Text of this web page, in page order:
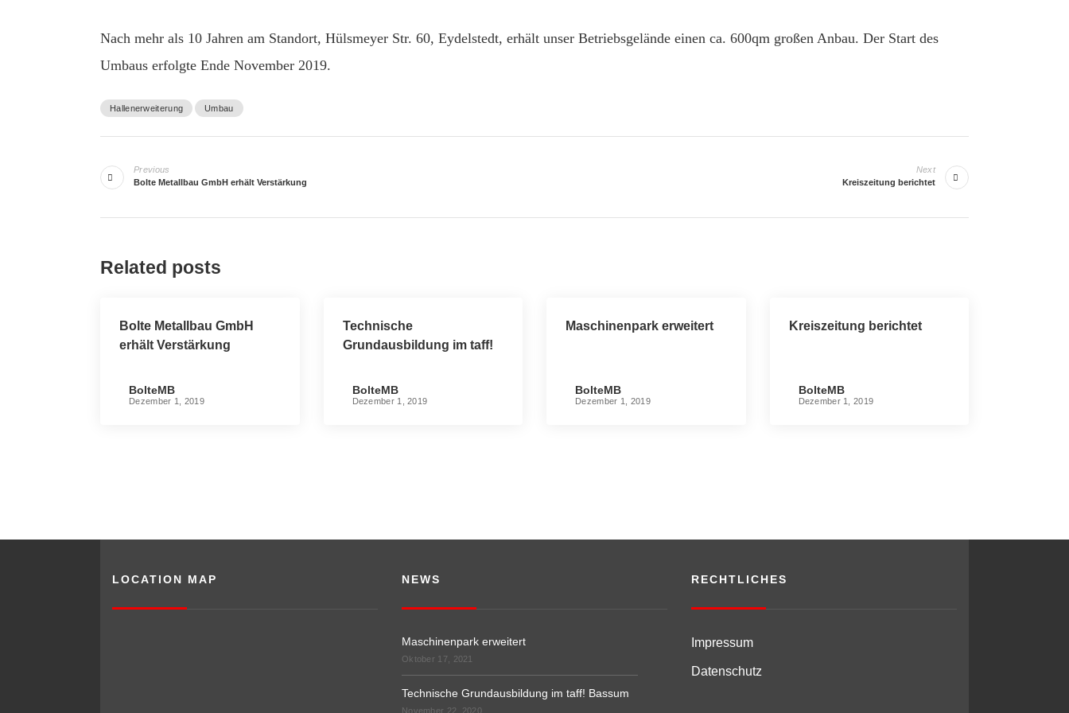
Nach mehr als 10 Jahren am Standort, Hülsmeyer Str. 60, Eydelstedt, erhält unser Betriebsgelände einen ca. 600qm großen Anbau. Der Start des
Umbaus erfolgte Ende November 2019.
Hallenerweiterung Umbau
Previous
Bolte Metallbau GmbH erhält Verstärkung
Next
Kreiszeitung berichtet
Related posts
Bolte Metallbau GmbH
erhält Verstärkung
BolteMB
Dezember 1, 2019
Technische
Grundausbildung im taff!
BolteMB
Dezember 1, 2019
Maschinenpark erweitert
BolteMB
Dezember 1, 2019
Kreiszeitung berichtet
BolteMB
Dezember 1, 2019
LOCATION MAP NEWS
Maschinenpark erweitert
Oktober 17, 2021
Technische Grundausbildung im taff! Bassum
November 22, 2020
RECHTLICHES
Impressum
Datenschutz